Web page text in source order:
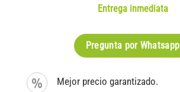
Entrega inmediata
Pregunta por Whatsapp
Mejor precio garantizado.